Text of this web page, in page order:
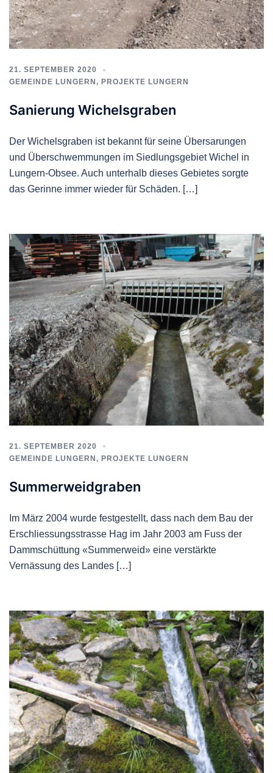
21. SEPTEMBER 2020
GEMEINDE LUNGERN , PROJEKTE LUNGERN
Sanierung Wichelsgraben
Der Wichelsgraben ist bekannt für seine Übersarungen
und Überschwemmungen im Siedlungsgebiet Wichel in
Lungern-Obsee. Auch unterhalb dieses Gebietes sorgte
das Gerinne immer wieder für Schäden. […]
21. SEPTEMBER 2020
GEMEINDE LUNGERN , PROJEKTE LUNGERN
Summerweidgraben
Im März 2004 wurde festgestellt, dass nach dem Bau der
Erschliessungsstrasse Hag im Jahr 2003 am Fuss der
Dammschüttung «Summerweid» eine verstärkte
Vernässung des Landes […]